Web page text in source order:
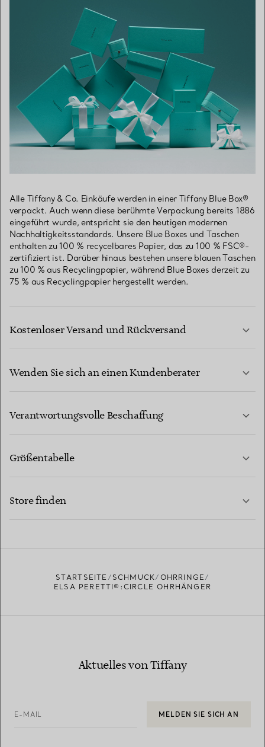
Alle Tiffany & Co. Einkäufe werden in einer Tiffany Blue Box®
verpackt. Auch wenn diese berühmte Verpackung bereits 1886
eingeführt wurde, entspricht sie den heutigen modernen
Nachhaltigkeitsstandards. Unsere Blue Boxes und Taschen
enthalten zu 100 % recycelbares Papier, das zu 100 % FSC®-
zertifiziert ist. Darüber hinaus bestehen unsere blauen Taschen
zu 100 % aus Recyclingpapier, während Blue Boxes derzeit zu
75 % aus Recyclingpapier hergestellt werden.
Kostenloser Versand und Rückversand
Wenden Sie sich an einen Kundenberater
Verantwortungsvolle Beschaffung
Größentabelle
Store finden
STARTSEITE SCHMUCK
OHRRINGE
ELSA PERETTI®:CIRCLE OHRHÄNGER
Aktuelles von Tiffany
E-MAIL MELDEN SIE SICH AN